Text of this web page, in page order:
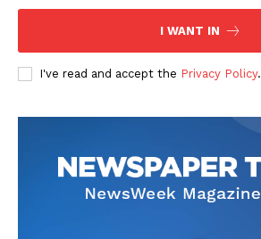
Nosotros
I WANT IN
I've read and accept the Privacy Policy.